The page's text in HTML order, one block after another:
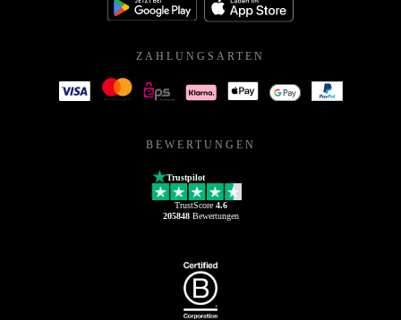
ZAHLUNGSARTEN
BEWERTUNGEN
Trustpilot
TrustScore 4.6
205848Bewertungen